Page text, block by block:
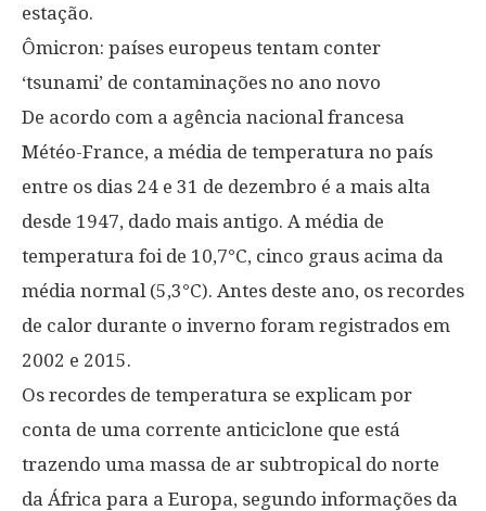
estação.
Ômicron: países europeus tentam conter
‘tsunami’ de contaminações no ano novo
De acordo com a agência nacional francesa
Météo-France, a média de temperatura no país
entre os dias 24 e 31 de dezembro é a mais alta
desde 1947, dado mais antigo. A média de
temperatura foi de 10,7°C, cinco graus acima da
média normal (5,3°C). Antes deste ano, os recordes
de calor durante o inverno foram registrados em
2002 e 2015.
Os recordes de temperatura se explicam por
conta de uma corrente anticiclone que está
trazendo uma massa de ar subtropical do norte
da África para a Europa, segundo informações da